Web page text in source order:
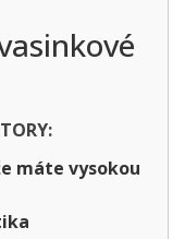
máte vysokou